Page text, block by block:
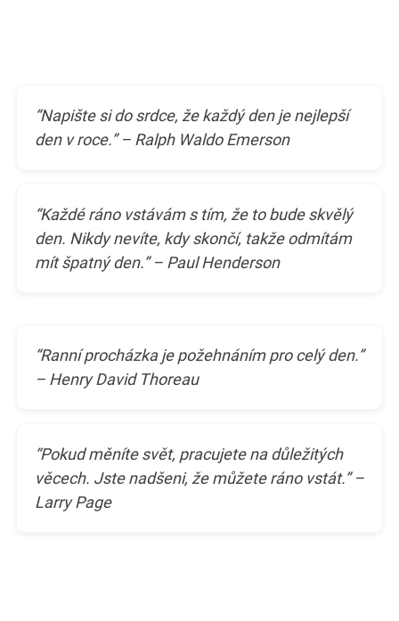
“Napište si do srdce, že každý den je nejlepší
den v roce.” – Ralph Waldo Emerson
“Každé ráno vstávám s tím, že to bude skvělý
den. Nikdy nevíte, kdy skončí, takže odmítám
mít špatný den.” – Paul Henderson
“Ranní procházka je požehnáním pro celý den.”
– Henry David Thoreau
“Pokud měníte svět, pracujete na důležitých
věcech. Jste nadšeni, že můžete ráno vstát.” –
Larry Page